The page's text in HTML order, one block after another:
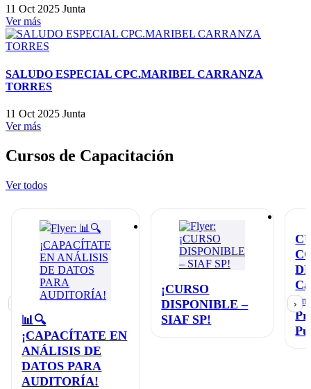
11 Oct 2025 Junta
Ver más
SALUDO ESPECIAL CPC.MARIBEL CARRANZA
TORRES
11 Oct 2025 Junta
Ver más
Cursos de Capacitación
Ver todos
📊🔍
¡CAPACÍTATE EN
ANÁLISIS DE
DATOS PARA
AUDITORÍA!
¡CURSO
DISPONIBLE –
SIAF SP!
en
›